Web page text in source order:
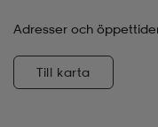
Adresser och
Till karta